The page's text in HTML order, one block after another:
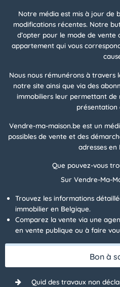
Notre média est mis à jour de
modifications récentes. Notre
d’opter pour le mode de
appartement qui vous
Nous nous rémunérons à travers
notre site ainsi que via des
immobiliers leur permettant
présentation
Vendre-ma-maison.be est un
possibles de vente et des
adresses en
Que pouvez-vous
Sur Vendre-Ma-
Trouvez les informations
immobilier en Belgique.
Comparez la vente via une
en vente publique ou à faire
Bon à
Quid des travaux non